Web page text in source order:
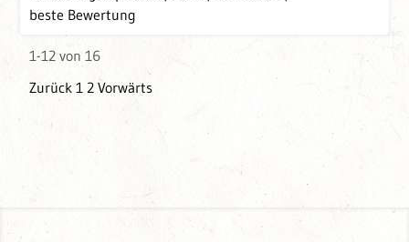
beste Bewertung
1-12 von 16
Zurück 1 2 Vorwärts